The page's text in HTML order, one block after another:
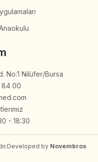
No:1 Nilüfer/Bursa
84 00
- 18:30
Developed by Novembros